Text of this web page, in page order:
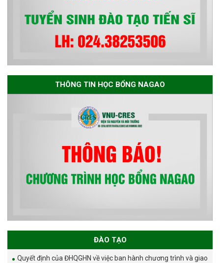
THÔNG TIN HỌC BỔNG NAGAO
ĐÀO TẠO
Quyết định của ĐHQGHN về việc ban hành chương trình và giao